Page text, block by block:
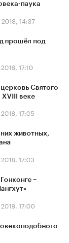
паука
2018, 14:37
прошёл под
17:10
Святого
XVIII веке
17:05
животных,
17:03
–
17:00